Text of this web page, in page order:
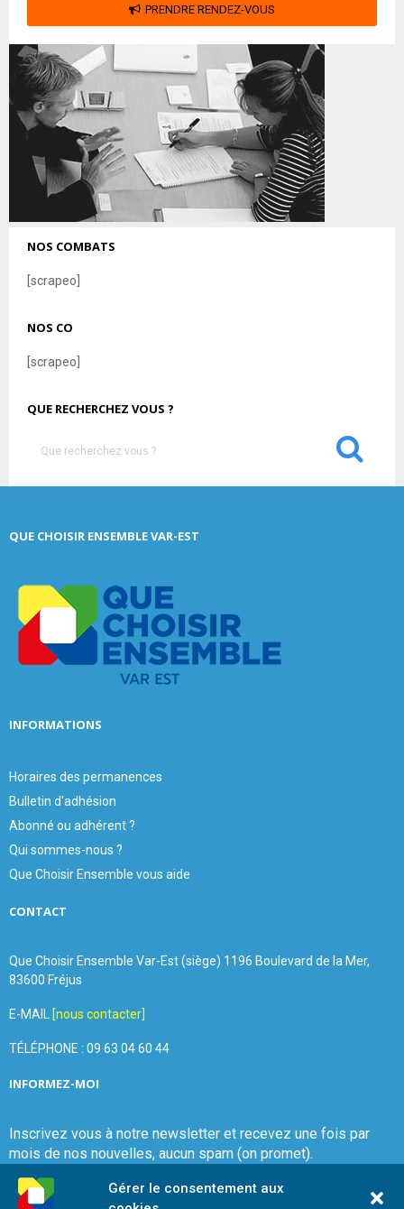
Gérer le consentement aux
PRENDRE RENDEZ-VOUS
NOS COMBATS
[scrapeo]
NOS CO
[scrapeo]
QUE RECHERCHEZ VOUS ?
h
S
QUE CHOISIR ENSEMBLE VAR-EST
INFORMATIONS
Horaires des permanences
Bulletin d'adhésion
Abonné ou adhérent ?
Qui sommes-nous ?
Que Choisir Ensemble vous aide
CONTACT
Que Choisir Ensemble Var-Est (siège) 1196 Boulevard de la Mer,
83600 Fréjus
E-MAIL [nous contacter]
TÉLÉPHONE : 09 63 04 60 44
INFORMEZ-MOI
Inscrivez vous à notre newsletter et recevez une fois par
mois de nos nouvelles, aucun spam (on promet).